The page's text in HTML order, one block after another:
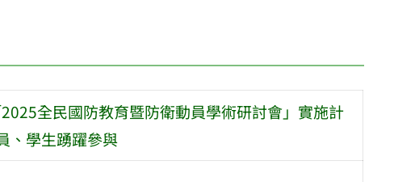
全民國防教育暨防衛動員學術研討會」實施計
、學生踴躍參與